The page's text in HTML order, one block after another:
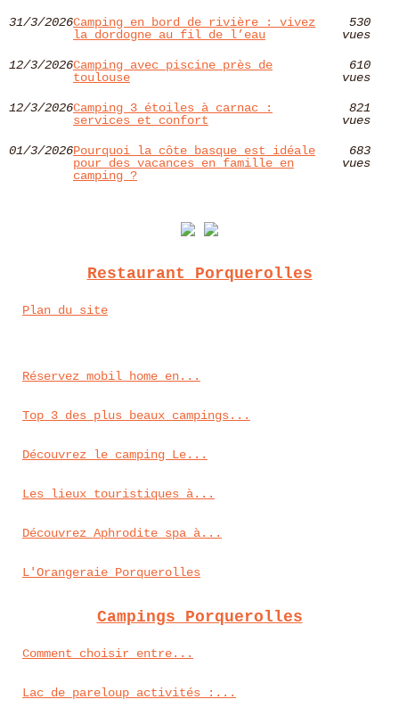
31/3/2026Camping en bord de rivière : vivez
la dordogne au fil de l’eau
530
vues
12/3/2026Camping avec piscine près de
toulouse
610
vues
12/3/2026Camping 3 étoiles à carnac :
services et confort
821
vues
01/3/2026Pourquoi la côte basque est idéale
pour des vacances en famille en
camping ?
683
vues
Restaurant Porquerolles
Plan du site
Réservez mobil home en...
Top 3 des plus beaux campings...
Découvrez le camping Le...
Les lieux touristiques à...
Découvrez Aphrodite spa à...
L'Orangeraie Porquerolles
Campings Porquerolles
Comment choisir entre...
Lac de pareloup activités :...